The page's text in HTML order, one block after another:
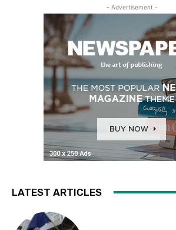
- Advertisement -
LATEST ARTICLES